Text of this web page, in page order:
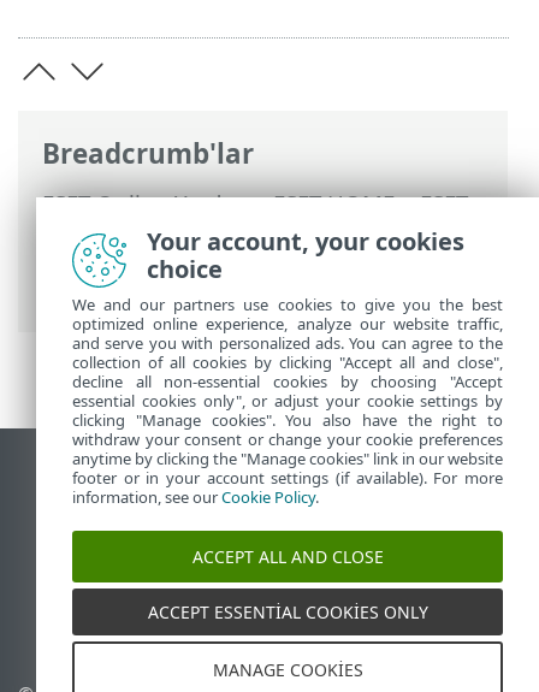
Breadcrumb'lar
ESET Online Yardım>ESET HOME>ESET
HOME ile çalışma>ESET HOME hesap
yönetimi
>ESET HOME hesabınıza giriş
yapma> Sosyal Medya ile Giriş
Masaüstü sitesini görüntüle
End of Life
ESET Bilgi Bankası
ESET Status Portal
Bölgesel destek
Your account, your cookies
choice
We and our partners use cookies to give you the best
optimized online experience, analyze our website traffic,
and serve you with personalized ads. You can agree to the
collection of all cookies by clicking "Accept all and close",
decline all non-essential cookies by choosing "Accept
essential cookies only", or adjust your cookie settings by
clicking "Manage cookies". You also have the right to
withdraw your consent or change your cookie preferences
anytime by clicking the "Manage cookies" link in our website
footer or in your account settings (if available). For more
information, see ourCookie Policy.
ACCEPT ALL AND CLOSE
ACCEPT ESSENTIAL COOKIES ONLY
MANAGE COOKIES